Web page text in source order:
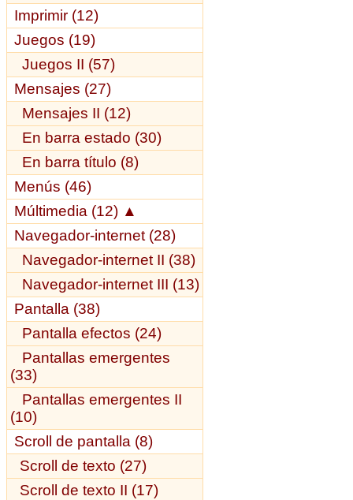
Imprimir (12)
Juegos (19)
Juegos II (57)
Mensajes (27)
Mensajes II (12)
En barra estado (30)
En barra título (8)
Menús (46)
Múltimedia (12) ▲
Navegador-internet (28)
Navegador-internet II (38)
Navegador-internet III (13)
Pantalla (38)
Pantalla efectos (24)
Pantallas emergentes
(33)
Pantallas emergentes II
(10)
Scroll de pantalla (8)
Scroll de texto (27)
Scroll de texto II (17)